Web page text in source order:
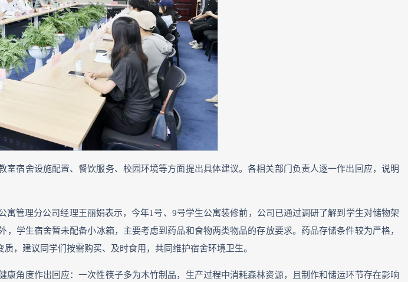
宿舍设施配置、餐饮服务、校园环境等方面提出具体建议。各相关部门负责人逐一作出回应，说明
寓管理分公司经理王丽娟表示，今年1号、9号学生公寓装修前，公司已通过调研了解到学生对储物架
学生宿舍暂未配备小冰箱，主要考虑到药品和食物两类物品的存放要求。药品存储条件较为严格，
，建议同学们按需购买、及时食用，共同维护宿舍环境卫生。
角度作出回应：一次性筷子多为木竹制品，生产过程中消耗森林资源，且制作和储运环节存在影响